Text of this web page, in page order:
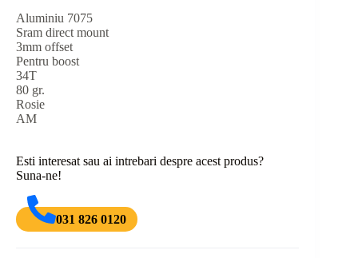
Aluminiu 7075
Sram direct mount
3mm offset
Pentru boost
34T
80 gr.
Rosie
AM
Esti interesat sau ai intrebari despre acest produs?
Suna-ne!
031 826 0120